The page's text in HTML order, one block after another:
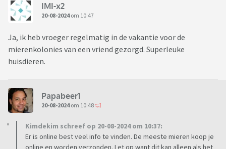
IMI-x2
20-08-2024om 10:47
Ja, ik heb vroeger regelmatig in de vakantie voor de
mierenkolonies van een vriend gezorgd. Superleuke
huisdieren.
Papabeer1
20-08-2024om 10:48
Kimdekim schreef op 20-08-2024 om 10:37:
Er is online best veel info te vinden. De meeste mieren koop je
online en worden verzonden. Let op want dit kan alleen als het